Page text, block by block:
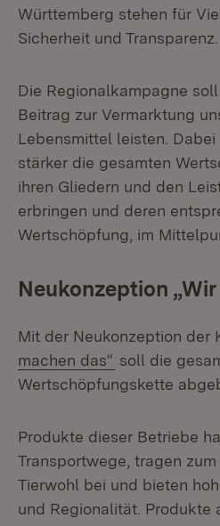
Württemberg stehen für
Sicherheit und Transparenz.
Die Regionalkampagne
Beitrag zur Vermarktung
Lebensmittel leisten.
stärker die gesamten
ihren Gliedern und den
erbringen und deren
Wertschöpfung, im
Neukonzeption
Mit der Neukonzeption der
machen das“ (Öffnet in
soll die
Wertschöpfungskette
Produkte dieser Betriebe
Transportwege, tragen
Tierwohl bei und bieten
und Regionalität. Produkte